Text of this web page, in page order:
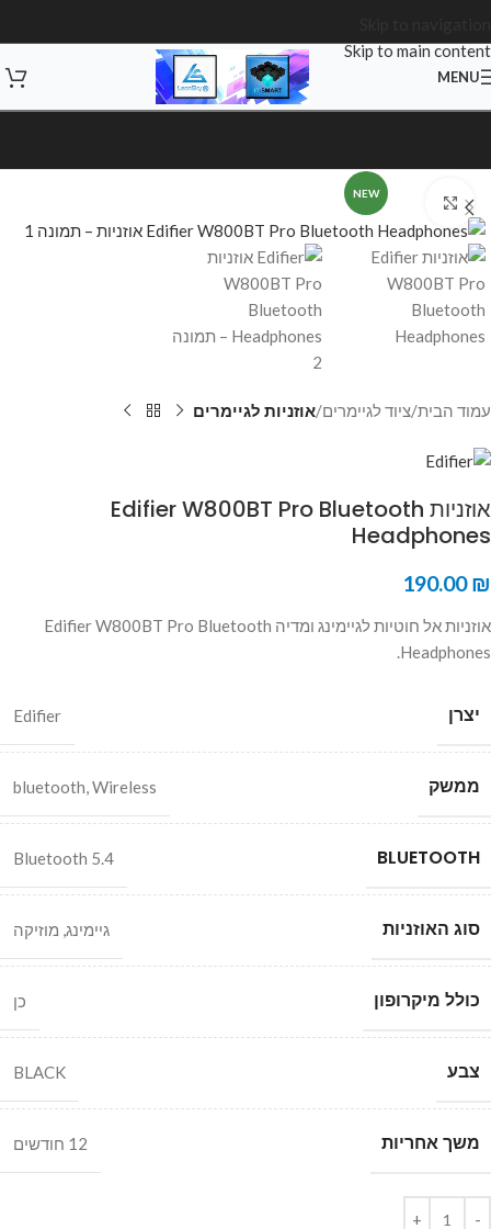
Skip to main content
MENU
NEW
Click to enlarge
עמוד הבית ציוד לגיימרים אוזניות לגיימרים
אוזניות Edifier W800BT Pro Bluetooth
Headphones
190.00₪
אוזניות אל חוטיות לגיימינג ומדיה Edifier W800BT Pro Bluetooth
Headphones.
יצרן Edifier
ממשק bluetooth,Wireless
BLUETOOTH
Bluetooth 5.4
סוג האוזניות גיימינג, מוזיקה
כולל מיקרופון כן
צבע BLACK
משך אחריות 12 חודשים